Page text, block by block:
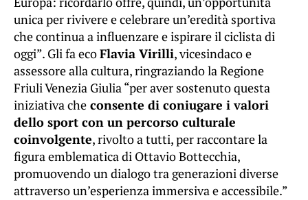
unica per rivivere e celebrare un’eredità sportiva
che continua a influenzare e ispirare il ciclista di
oggi”. Gli fa ecoFlavia Virilli, vicesindaco e
assessore alla cultura, ringraziando la Regione
Friuli Venezia Giulia “per aver sostenuto questa
iniziativa che consente di coniugare i valori
dello sport con un percorso culturale
coinvolgente, rivolto a tutti, per raccontare la
figura emblematica di Ottavio Bottecchia,
promuovendo un dialogo tra generazioni diverse
attraverso un’esperienza immersiva e accessibile.”